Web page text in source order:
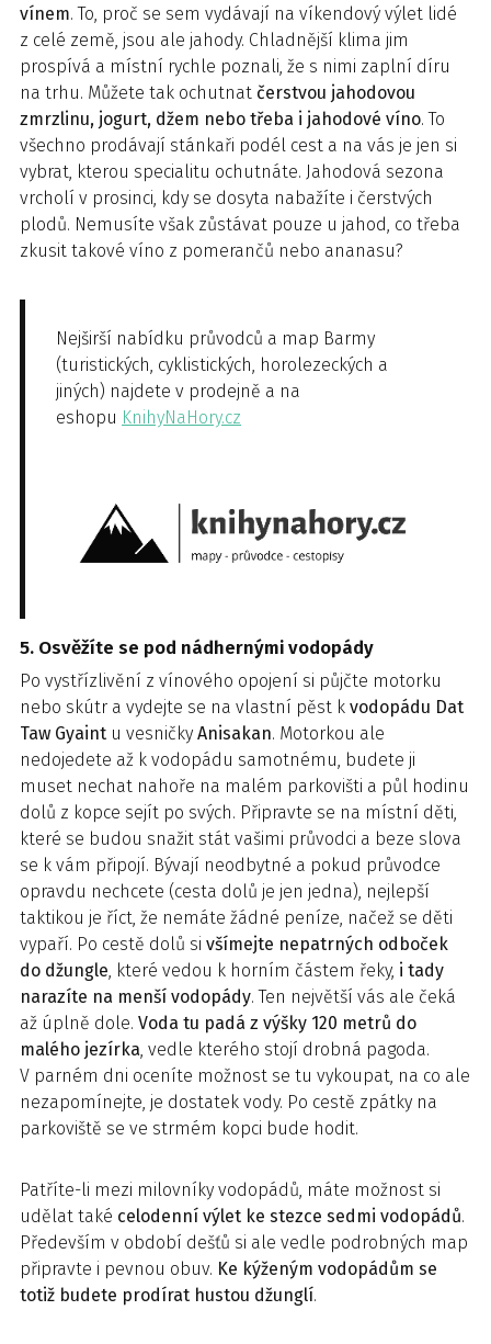
vínem. To, proč se sem vydávají na víkendový výlet lidé
z celé země, jsou ale jahody. Chladnější klima jim
prospívá a místní rychle poznali, že s nimi zaplní díru
na trhu. Můžete tak ochutnat čerstvou jahodovou
zmrzlinu, jogurt, džem nebo třeba i jahodové víno. To
všechno prodávají stánkaři podél cest a na vás je jen si
vybrat, kterou specialitu ochutnáte. Jahodová sezona
vrcholí v prosinci, kdy se dosyta nabažíte i čerstvých
plodů. Nemusíte však zůstávat pouze u jahod, co třeba
zkusit takové víno z pomerančů nebo ananasu?
Nejširší nabídku průvodců a map Barmy
(turistických, cyklistických, horolezeckých a
jiných) najdete v prodejně a na
eshopu KnihyNaHory.cz
5. Osvěžíte se pod nádhernými vodopády
Po vystřízlivění z vínového opojení si půjčte motorku
nebo skútr a vydejte se na vlastní pěst k vodopádu Dat
Taw Gyaint u vesničky Anisakan. Motorkou ale
nedojedete až k vodopádu samotnému, budete ji
muset nechat nahoře na malém parkovišti a půl hodinu
dolů z kopce sejít po svých. Připravte se na místní děti,
které se budou snažit stát vašimi průvodci a beze slova
se k vám připojí. Bývají neodbytné a pokud průvodce
opravdu nechcete (cesta dolů je jen jedna), nejlepší
taktikou je říct, že nemáte žádné peníze, načež se děti
vypaří. Po cestě dolů si všímejte nepatrných odboček
do džungle, které vedou k horním částem řeky, i tady
narazíte na menší vodopády. Ten největší vás ale čeká
až úplně dole. Voda tu padá z výšky 120 metrů do
malého jezírka, vedle kterého stojí drobná pagoda.
V parném dni oceníte možnost se tu vykoupat, na co ale
nezapomínejte, je dostatek vody. Po cestě zpátky na
parkoviště se ve strmém kopci bude hodit.
Patříte-li mezi milovníky vodopádů, máte možnost si
udělat také celodenní výlet ke stezce sedmi vodopádů.
Především v období dešťů si ale vedle podrobných map
připravte i pevnou obuv. Ke kýženým vodopádům se
totiž budete prodírat hustou džunglí.